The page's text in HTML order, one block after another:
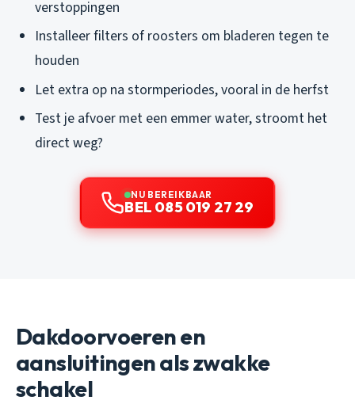
verstoppingen
Installeer filters of roosters om bladeren tegen te
houden
Let extra op na storm­periodes, vooral in de herfst
Test je afvoer met een emmer water, stroomt het
direct weg?
NU BEREIKBAAR
BEL 085 019 27 29
Dakdoorvoeren en
aansluitingen als zwakke
schakel